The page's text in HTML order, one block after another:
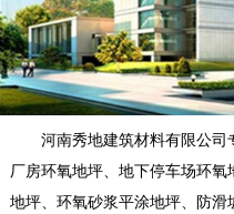
河南秀地建筑材料有限公司
厂房环氧地坪、地下停车场环
地坪、环氧砂浆平涂地坪、防